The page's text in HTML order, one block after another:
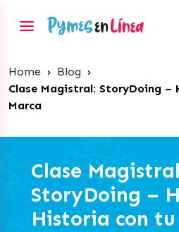
Home › Blog ›
Clase Magistral: StoryDoing
Marca
Clase
StoryDoing –
Historia con tu